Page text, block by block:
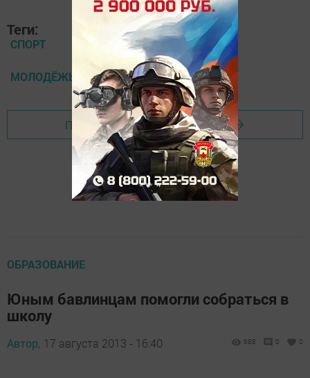
Теги:
СПОРТ
МОЛОДЁЖЬ
Перейти на страницу новости
ОБРАЗОВАНИЕ
Юным бавлинцам помогли собраться в
школу
Автор, 17 августа 2013 - 16:40 888 0 0